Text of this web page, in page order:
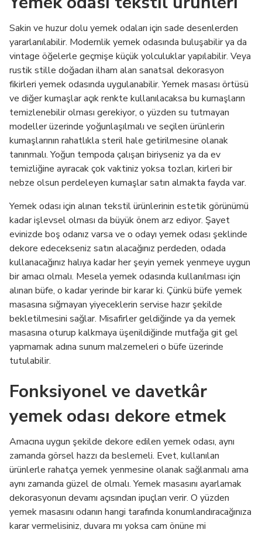
Sakin ve huzur dolu yemek odaları için sade desenlerden
yararlanılabilir. Modernlik yemek odasında buluşabilir ya da
vintage öğelerle geçmişe küçük yolculuklar yapılabilir. Veya
rustik stille doğadan ilham alan sanatsal dekorasyon
fikirleri yemek odasında uygulanabilir. Yemek masası örtüsü
ve diğer kumaşlar açık renkte kullanılacaksa bu kumaşların
temizlenebilir olması gerekiyor, o yüzden su tutmayan
modeller üzerinde yoğunlaşılmalı ve seçilen ürünlerin
kumaşlarının rahatlıkla steril hale getirilmesine olanak
tanınmalı. Yoğun tempoda çalışan biriyseniz ya da ev
temizliğine ayıracak çok vaktiniz yoksa tozları, kirleri bir
nebze olsun perdeleyen kumaşlar satın almakta fayda var.
Yemek odası için alınan tekstil ürünlerinin estetik görünümü
kadar işlevsel olması da büyük önem arz ediyor. Şayet
evinizde boş odanız varsa ve o odayı yemek odası şeklinde
dekore edecekseniz satın alacağınız perdeden, odada
kullanacağınız halıya kadar her şeyin yemek yenmeye uygun
bir amacı olmalı. Mesela yemek odasında kullanılması için
alınan büfe, o kadar yerinde bir karar ki. Çünkü büfe yemek
masasına sığmayan yiyeceklerin servise hazır şekilde
bekletilmesini sağlar. Misafirler geldiğinde ya da yemek
masasına oturup kalkmaya üşenildiğinde mutfağa git gel
yapmamak adına sunum malzemeleri o büfe üzerinde
tutulabilir.
Fonksiyonel ve davetkâr
yemek odası dekore etmek
Amacına uygun şekilde dekore edilen yemek odası, aynı
zamanda görsel hazzı da beslemeli. Evet, kullanılan
ürünlerle rahatça yemek yenmesine olanak sağlanmalı ama
aynı zamanda güzel de olmalı. Yemek masasını ayarlamak
dekorasyonun devamı açısından ipuçları verir. O yüzden
yemek masasını odanın hangi tarafında konumlandıracağınıza
karar vermelisiniz, duvara mı yoksa cam önüne mi